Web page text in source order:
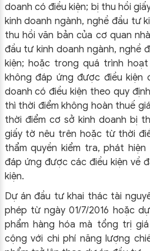
doanh có điều kiện; bị thu hồi
kinh doanh ngành, nghề đầu tư
thu hồi văn bản của cơ quan
đầu tư kinh doanh ngành, nghề
kiện; hoặc trong quá trình
không đáp ứng được điều kiện
doanh có điều kiện theo quy
thì thời điểm không hoàn thuế
thời điểm cơ sở kinh doanh bị
giấy tờ nêu trên hoặc từ thời
thẩm quyền kiểm tra, phát
đáp ứng được các điều kiện về
kiện.
Dự án đầu tư khai thác tài
phép từ ngày 01/7/2016 hoặc
phẩm hàng hóa mà tổng trị
cộng với chi phí năng lượng